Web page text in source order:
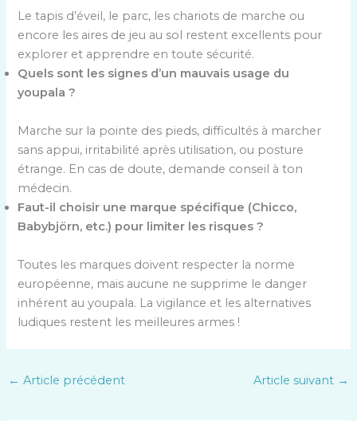
Le tapis d’éveil, le parc, les chariots de marche ou
encore les aires de jeu au sol restent excellents pour
explorer et apprendre en toute sécurité.
Quels sont les signes d’un mauvais usage du
youpala ?
Marche sur la pointe des pieds, difficultés à marcher
sans appui, irritabilité après utilisation, ou posture
étrange. En cas de doute, demande conseil à ton
médecin.
Faut-il choisir une marque spécifique (Chicco,
Babybjörn, etc.) pour limiter les risques ?
Toutes les marques doivent respecter la norme
européenne, mais aucune ne supprime le danger
inhérent au youpala. La vigilance et les alternatives
ludiques restent les meilleures armes !
← Article précédent Article suivant →